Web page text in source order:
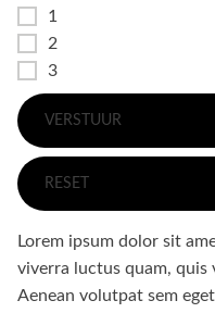
1
2
3
VERSTUUR
RESET
Lorem ipsum dolor sit
viverra luctus quam,
Aenean volutpat sem